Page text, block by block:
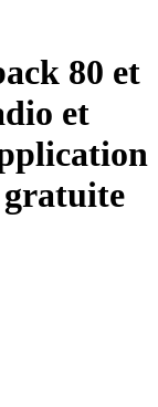
80 et
et
gratuite